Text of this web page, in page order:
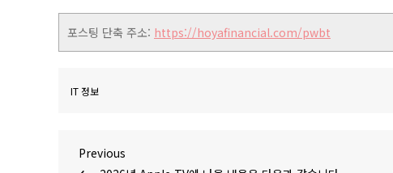
포스팅 단축 주소: https://hoyafinancial.com/pwbt
IT 정보
글
Previous
Previous